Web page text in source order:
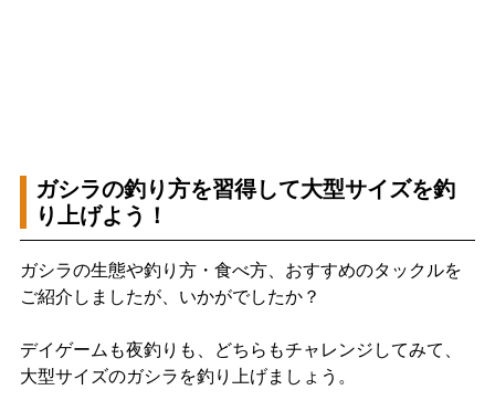
ガシラの釣り方を習得して大型サイズを釣
り上げよう！
ガシラの生態や釣り方・食べ方、おすすめのタックルを
ご紹介しましたが、いかがでしたか？
デイゲームも夜釣りも、どちらもチャレンジしてみて、
大型サイズのガシラを釣り上げましょう。